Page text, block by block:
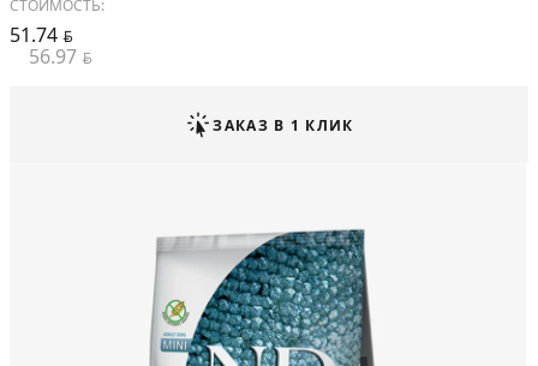
СТОИМОСТЬ:
51.74 BYN
56.97 BYN
ЗАКАЗ В 1 КЛИК